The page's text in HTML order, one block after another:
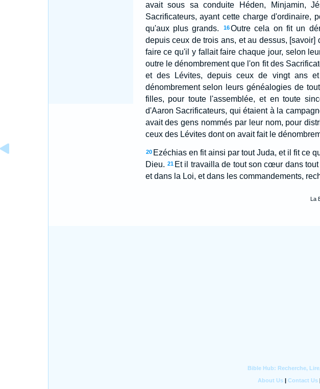
avait sous sa conduite Héden, Minjamin,
Sacrificateurs, ayant cette charge d'ordinaire,
qu'aux plus grands.
16Outre cela on fit un
depuis ceux de trois ans, et au dessus,
faire ce qu'il y fallait faire chaque jour, selon
outre le dénombrement que l'on fit des
et des Lévites, depuis ceux de vingt ans
dénombrement selon leurs généalogies de
filles, pour toute l'assemblée, et en toute
d'Aaron Sacrificateurs, qui étaient à la
avait des gens nommés par leur nom, pour
ceux des Lévites dont on avait fait le
20 Ezéchias en fit ainsi par tout Juda, et il fit ce
Dieu. 21 Et il travailla de tout son cœur dans
et dans la Loi, et dans les commandements,
La